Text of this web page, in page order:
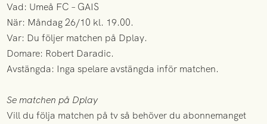
Vad: Umeå FC – GAIS
När: Måndag 26/10 kl. 19.00.
Var: Du följer matchen på Dplay.
Domare: Robert Daradic.
Avstängda: Inga spelare avstängda inför matchen.
Se matchen på Dplay
Vill du följa matchen på tv så behöver du abonnemanget